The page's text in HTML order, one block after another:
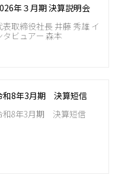
年３月期 決算説明会
表取締役社長 井藤 秀雄 イ
タビュアー 森本
和8年3月期 決算短信
和8年3月期 決算短信